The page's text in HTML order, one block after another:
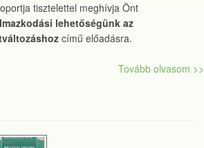
tisztelettel meghívja Önt
lehetőségünk az
című előadásra.
Tovább olvasom >>